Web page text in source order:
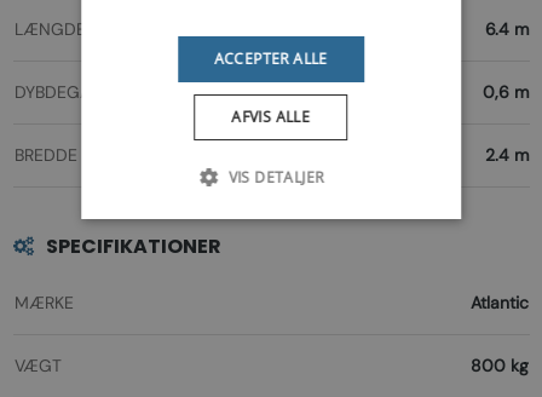
LÆNGDE 6.4 m
DYBDEGANG 0,6 m
BREDDE 2.4 m
SPECIFIKATIONER
MÆRKE Atlantic
VÆGT 800 kg
ACCEPTER ALLE
AFVIS ALLE
VIS DETALJER